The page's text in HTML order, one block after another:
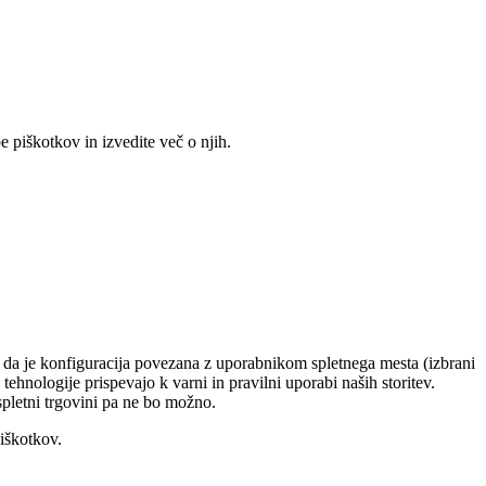
piškotkov in izvedite več o njih.
je konfiguracija povezana z uporabnikom spletnega mesta (izbrani
prispevajo k varni in pravilni uporabi naših storitev.
trgovini pa ne bo možno.